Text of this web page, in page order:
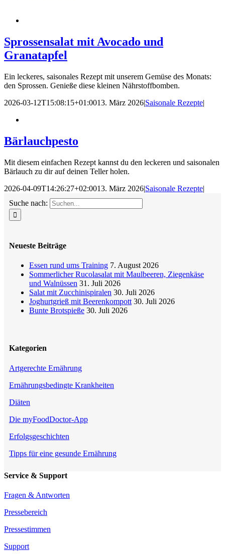
Sprossensalat mit Avocado und
Granatapfel
Ein leckeres, saisonales Rezept mit unserem Gemüse des Monats:
den Sprossen. Genieße diese kleinen Nährstoffbomben.
2026-03-12T15:08:15+01:0013. März 2026|Saisonale Rezepte|
Bärlauchpesto
Mit diesem einfachen Rezept kannst du den leckeren und saisonalen
Bärlauch zu dir auf deinen Teller holen.
2026-04-09T14:26:27+02:0013. März 2026|Saisonale Rezepte|
Suche nach:
Neueste Beiträge
Essen rund ums Training 7. August 2026
Sommerlicher Rucolasalat mit Maulbeeren, Ziegenkäse
und Walnüssen 31. Juli 2026
Salat mit Zucchinispiralen 30. Juli 2026
Joghurtgrieß mit Beerenkompott 30. Juli 2026
Bunte Brotspieße 30. Juli 2026
Kategorien
Artgerechte Ernährung
Ernährungsbedingte Krankheiten
Diäten
Die myFoodDoctor-App
Erfolgsgeschichten
Tipps für eine gesunde Ernährung
Service & Support
Fragen & Antworten
Pressebereich
Pressestimmen
Support